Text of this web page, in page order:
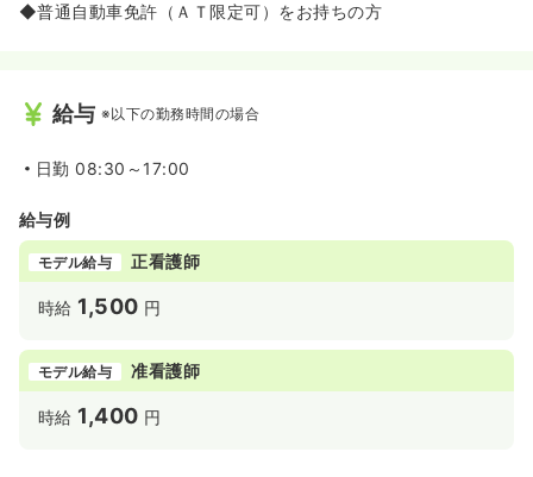
◆普通自動車免許（ＡＴ限定可）をお持ちの方
給与 ※以下の勤務時間の場合
日勤 08:30～17:00
給与例
モデル給与 正看護師
時給 1,500 円
モデル給与 准看護師
時給 1,400 円